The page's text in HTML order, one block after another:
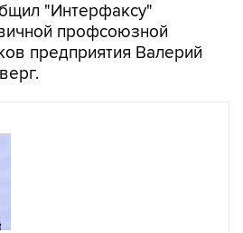
"Интерфаксу"
профсоюзной
предприятия Валерий